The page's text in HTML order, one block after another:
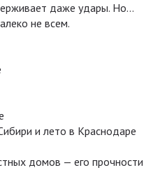
даже удары. Но…
не всем.
и лето в Краснодаре
домов — его прочности